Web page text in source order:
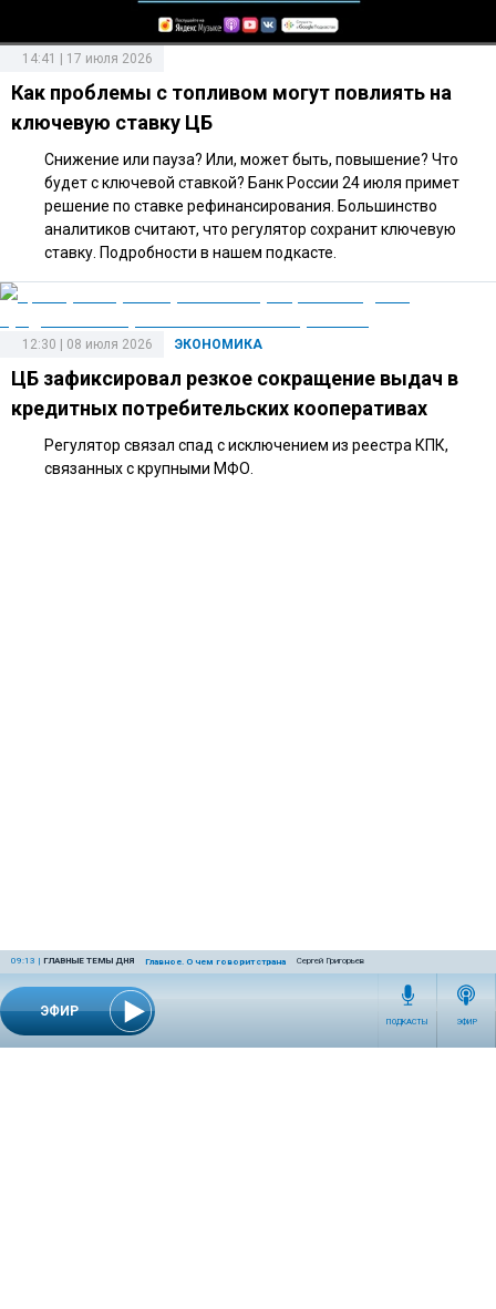
ЭФИР
09:13 | ГЛАВНЫЕ ТЕМЫ ДНЯ Главное. О чем говорит страна Сергей Григорьев
ПОДКАСТЫ ЭФИР
14:41 | 17 июля 2026
Как проблемы с топливом могут повлиять на
ключевую ставку ЦБ
Снижение или пауза? Или, может быть, повышение? Что
будет с ключевой ставкой? Банк России 24 июля примет
решение по ставке рефинансирования. Большинство
аналитиков считают, что регулятор сохранит ключевую
ставку. Подробности в нашем подкасте.
ЭКОНОМИКА
12:30 | 08 июля 2026
ЦБ зафиксировал резкое сокращение выдач в
кредитных потребительских кооперативах
Регулятор связал спад с исключением из реестра КПК,
связанных с крупными МФО.